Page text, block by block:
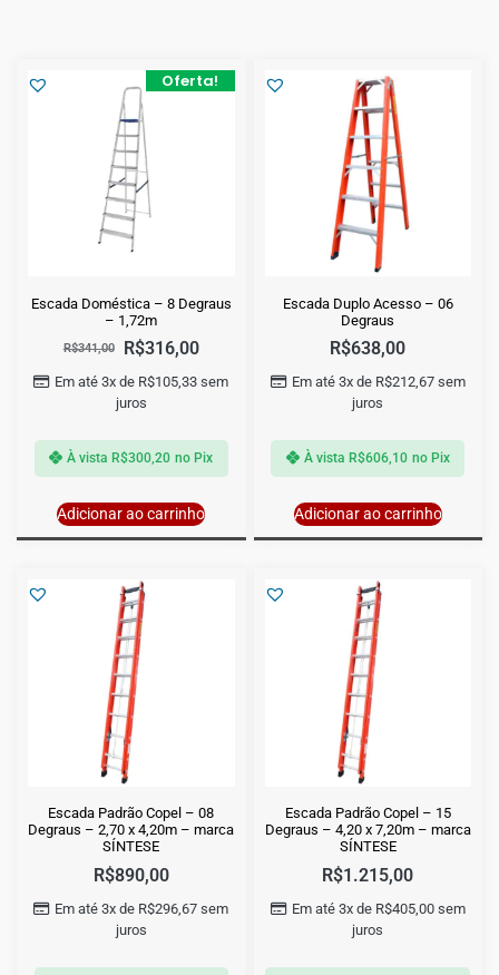
Oferta!
Escada Doméstica – 8 Degraus
– 1,72m
R$341,00 R$316,00
Em até 3x de R$105,33 sem
juros
À vista R$300,20 no Pix
Adicionar ao carrinho
Escada Duplo Acesso – 06
Degraus
R$638,00
Em até 3x de R$212,67sem
juros
À vista R$606,10 no Pix
Adicionar ao carrinho
Escada Padrão Copel – 08
Degraus – 2,70 x 4,20m – marca
SÍNTESE
R$890,00
Em até 3x de R$296,67 sem
juros
Escada Padrão Copel – 15
Degraus – 4,20 x 7,20m – marca
SÍNTESE
R$1.215,00
Em até 3x de R$405,00sem
juros